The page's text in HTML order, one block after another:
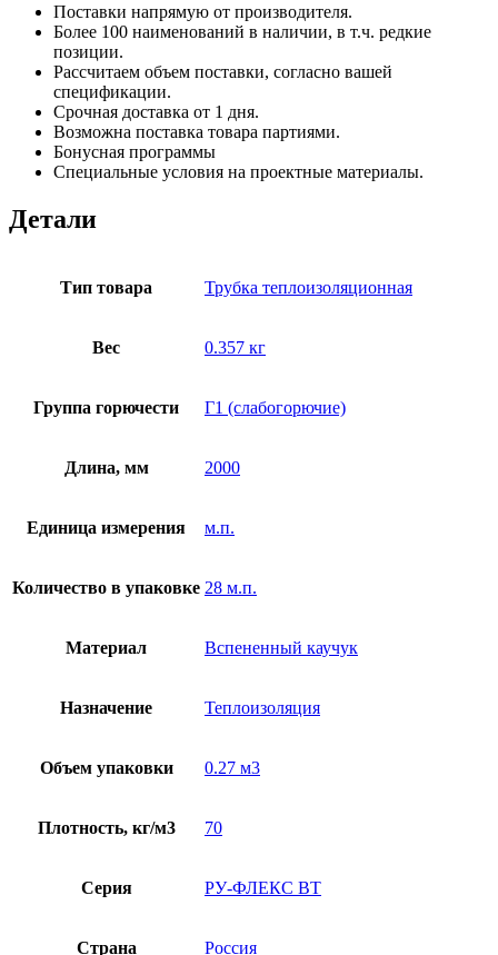
Поставки напрямую от производителя.
Более 100 наименований в наличии, в т.ч. редкие
позиции.
Рассчитаем объем поставки, согласно вашей
спецификации.
Срочная доставка от 1 дня.
Возможна поставка товара партиями.
Бонусная программы
Специальные условия на проектные материалы.
Детали
Тип товара Трубка теплоизоляционная
Вес 0.357 кг
Группа горючести Г1 (слабогорючие)
Длина, мм 2000
Единица измерения м.п.
Количество в упаковке 28 м.п.
Материал Вспененный каучук
Назначение Теплоизоляция
Объем упаковки 0.27 м3
Плотность, кг/м3 70
Серия РУ-ФЛЕКС ВТ
Страна Россия